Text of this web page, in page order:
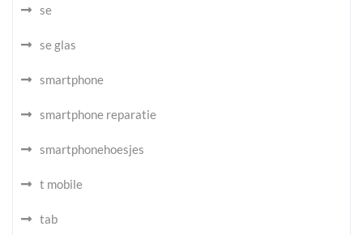
se
se glas
smartphone
smartphone reparatie
smartphonehoesjes
t mobile
tab